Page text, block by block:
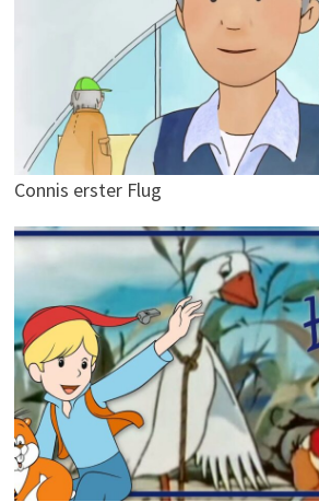
Connis erster Flug